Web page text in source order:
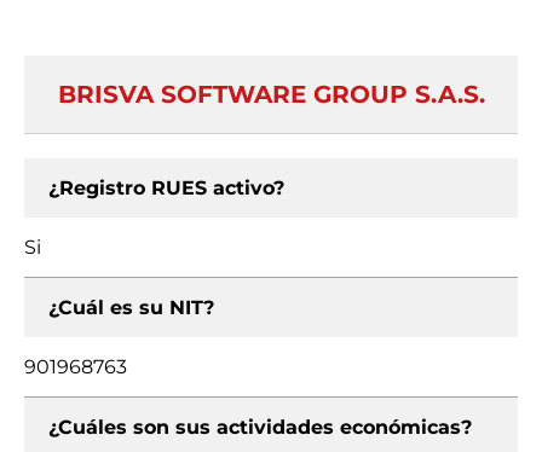
BRISVA SOFTWARE GROUP S.A.S.
¿Registro RUES activo?
Si
¿Cuál es su NIT?
901968763
¿Cuáles son sus actividades económicas?